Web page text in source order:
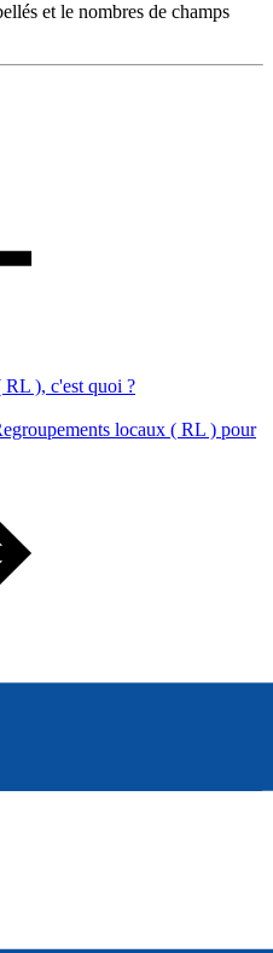
et le nombres de champs
RL ), c'est quoi ?
locaux ( RL ) pour